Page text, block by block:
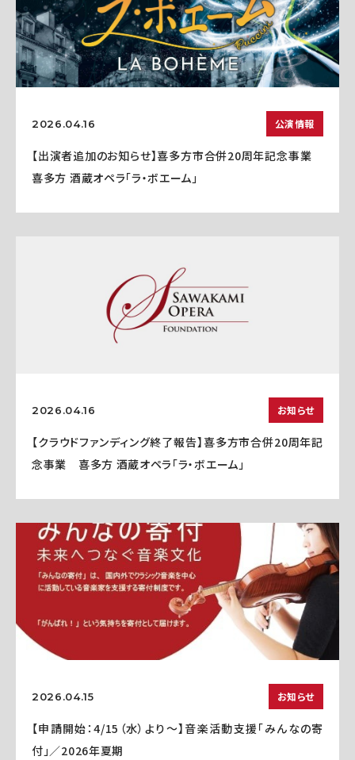
2026.04.16 公演情報
【出演者追加のお知らせ】喜多方市合併20周年記念事業
喜多方 酒蔵オペラ「ラ・ボエーム」
2026.04.16 お知らせ
【クラウドファンディング終了報告】喜多方市合併20周年記
念事業 喜多方 酒蔵オペラ「ラ・ボエーム」
2026.04.15 お知らせ
【申請開始：4/15（水）より～】音楽活動支援「みんなの寄
付」／2026年夏期